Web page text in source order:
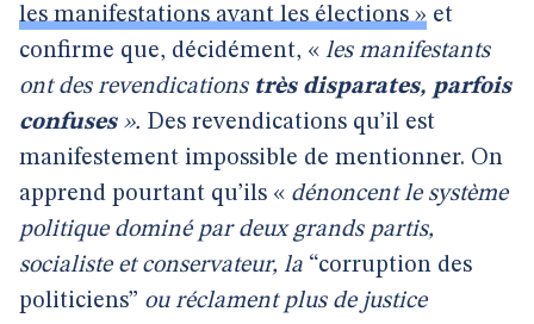
les manifestations avant les élections » et
confirme que, décidément, « les manifestants
ont des revendications très disparates, parfois
confuses». Des revendications qu’il est
manifestement impossible de mentionner. On
apprend pourtant qu’ils « dénoncent le système
politique dominé par deux grands partis,
socialiste et conservateur, la “corruption des
politiciens” ou réclament plus de justice